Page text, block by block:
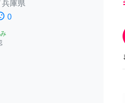
兵庫県
0